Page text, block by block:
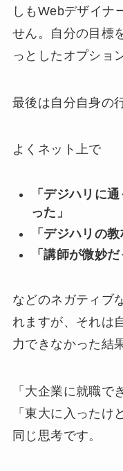
しもWebデザイナ
せん。自分の目標
っとしたオプショ
最後は自分自身の
よくネット上で
「デジハリに
った」
「デジハリの
「講師が微妙だ
などのネガティブ
れますが、それは
力できなかった結
「大企業に就職で
「東大に入ったけ
同じ思考です。